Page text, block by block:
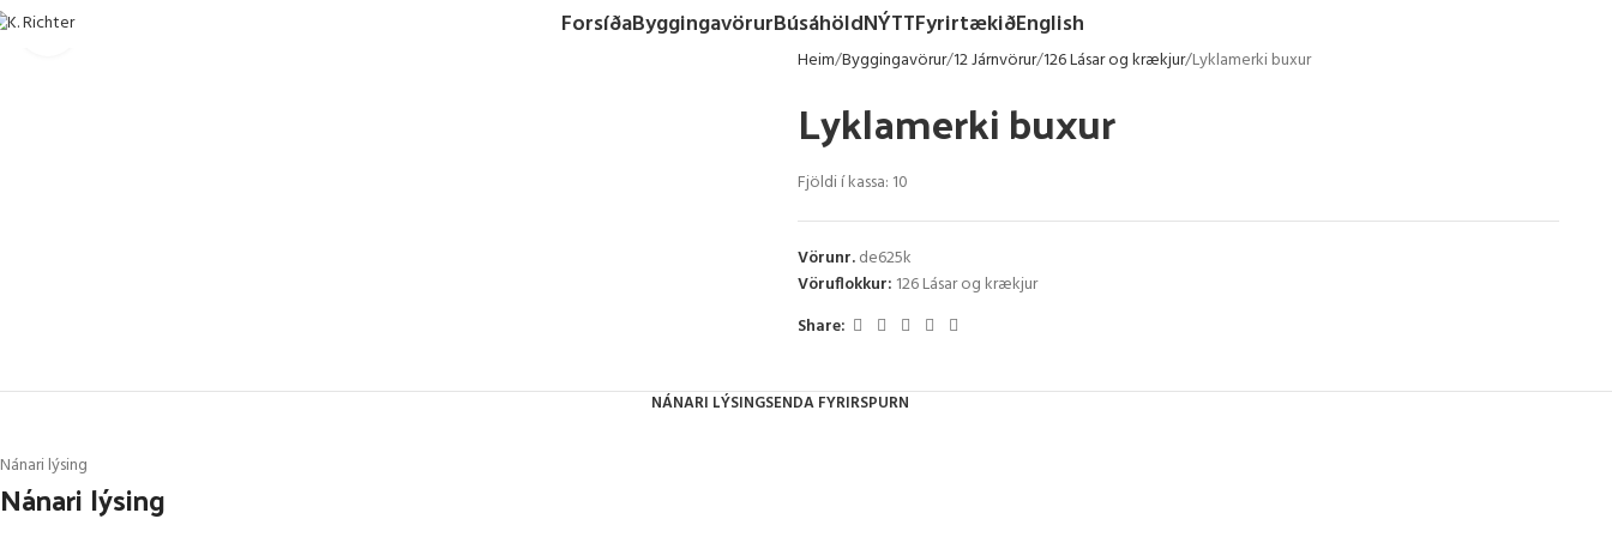
ForsíðaByggingavörurBúsáhöldNÝTTFyrirtækiðEnglish
Heim Byggingavörur 12 Járnvörur 126 Lásar og krækjur Lyklamerki buxur
Lyklamerki buxur
Fjöldi í kassa: 10
Vörunr.de625k
Vöruflokkur: 126 Lásar og krækjur
Share:
NÁNARI LÝSINGSENDA FYRIRSPURN
Nánari lýsing
Nánari lýsing